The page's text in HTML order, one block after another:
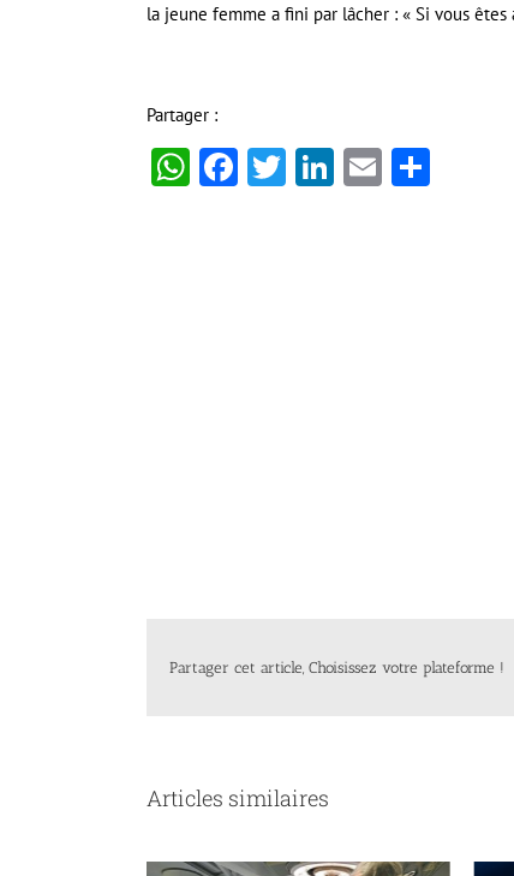
la jeune femme a fini par lâcher : « Si vous
Partager :
WhatsApp
Facebook
Twitter
LinkedIn
Email
Partager cet article, Choisissez votre plateforme !
Articles similaires